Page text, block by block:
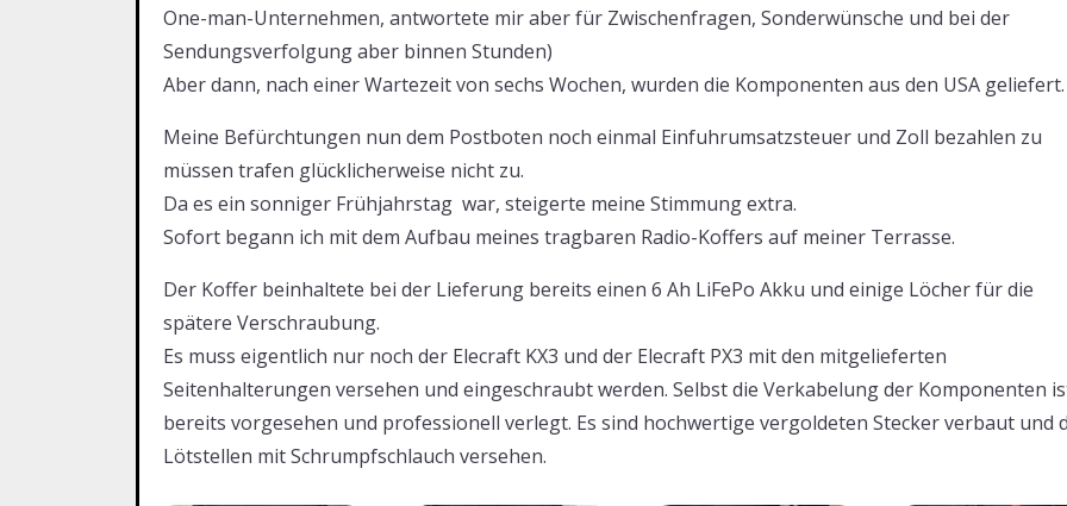
One-man-Unternehmen, antwortete mir aber für Zwischenfragen, Sonderwünsche und bei der
Sendungsverfolgung aber binnen Stunden)
Aber dann, nach einer Wartezeit von sechs Wochen, wurden die Komponenten aus den USA geliefert.
Meine Befürchtungen nun dem Postboten noch einmal Einfuhrumsatzsteuer und Zoll bezahlen zu
müssen trafen glücklicherweise nicht zu.
Da es ein sonniger Frühjahrstag war, steigerte meine Stimmung extra.
Sofort begann ich mit dem Aufbau meines tragbaren Radio-Koffers auf meiner Terrasse.
Der Koffer beinhaltete bei der Lieferung bereits einen 6 Ah LiFePo Akku und einige Löcher für die
spätere Verschraubung.
Es muss eigentlich nur noch der Elecraft KX3 und der Elecraft PX3 mit den mitgelieferten
Seitenhalterungen versehen und eingeschraubt werden. Selbst die Verkabelung der Komponenten
bereits vorgesehen und professionell verlegt. Es sind hochwertige vergoldeten Stecker verbaut und
Lötstellen mit Schrumpfschlauch versehen.